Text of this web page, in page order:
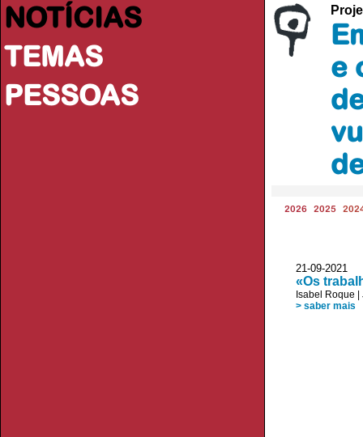
NOTÍCIAS
TEMAS
PESSOAS
e
2026 2025
21-09-
«Os
Isabel Roque
> saber mais